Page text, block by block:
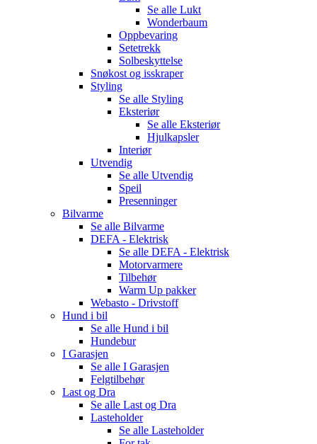
Se alle Lukt
Wonderbaum
Oppbevaring
Setetrekk
Solbeskyttelse
Snøkost og isskraper
Styling
Se alle Styling
Eksteriør
Se alle Eksteriør
Hjulkapsler
Interiør
Utvendig
Se alle Utvendig
Speil
Presenninger
Bilvarme
Se alle Bilvarme
DEFA - Elektrisk
Se alle DEFA - Elektrisk
Motorvarmere
Tilbehør
Warm Up pakker
Webasto - Drivstoff
Hund i bil
Se alle Hund i bil
Hundebur
I Garasjen
Se alle I Garasjen
Felgtilbehør
Last og Dra
Se alle Last og Dra
Lasteholder
Se alle Lasteholder